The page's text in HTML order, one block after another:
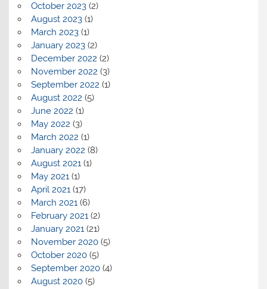
October 2023(2)
August 2023(1)
March 2023(1)
January 2023(2)
December 2022 (2)
November 2022 (3)
September 2022 (1)
August 2022 (5)
June 2022 (1)
May 2022 (3)
March 2022 (1)
January 2022 (8)
August 2021(1)
May 2021(1)
April 2021(17)
March 2021(6)
February 2021(2)
January 2021(21)
November 2020(5)
October 2020(5)
September 2020(4)
August 2020(5)